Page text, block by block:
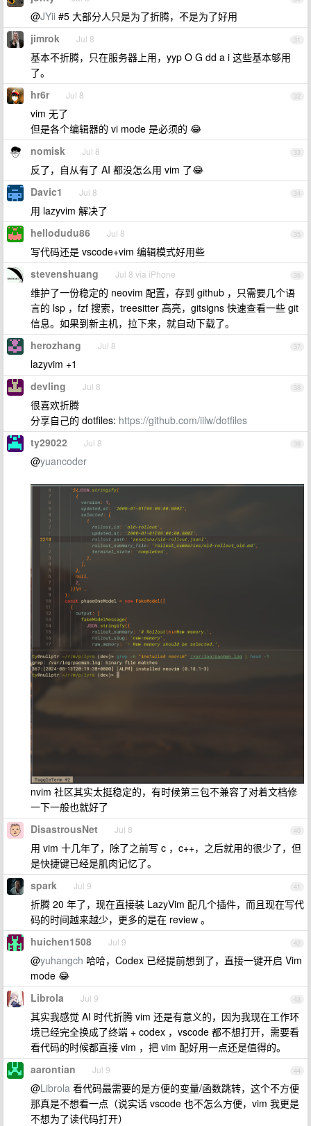
@JYii #5 大部分人只是为了折腾，不是为了好用
31
jimrok Jul 8
基本不折腾，只在服务器上用，yyp O G dd a i 这些基本够用
了。
32
hr6r Jul 8
vim 无了
但是各个编辑器的 vi mode 是必须的 😂
33
nomisk Jul 8
反了，自从有了 AI 都没怎么用 vim 了😂
34
Davic1 Jul 8
用 lazyvim 解决了
35
hellodudu86 Jul 8
写代码还是 vscode+vim 编辑模式好用些
36
stevenshuang Jul 8 via iPhone
维护了一份稳定的 neovim 配置，存到 github ，只需要几个语
言的 lsp ，fzf 搜索，treesitter 高亮，gitsigns 快速查看一些 git
信息。如果到新主机，拉下来，就自动下载了。
37
herozhang Jul 8
lazyvim +1
38
devling Jul 8
很喜欢折腾
分享自己的 dotfiles: https://github.com/iilw/dotfiles
39
ty29022 Jul 8
@yuancoder
nvim 社区其实太挺稳定的，有时候第三包不兼容了对着文档修
一下一般也就好了
40
DisastrousNet Jul 8
用 vim 十几年了，除了之前写 c ，c++，之后就用的很少了，但
是快捷键已经是肌肉记忆了。
41
spark Jul 9
折腾 20 年了，现在直接装 LazyVim 配几个插件，而且现在写代
码的时间越来越少，更多的是在 review 。
42
huichen1508 Jul 9
@yuhangch 哈哈，Codex 已经提前想到了，直接一键开启 Vim
mode 😂
43
Librola Jul 9
其实我感觉 AI 时代折腾 vim 还是有意义的，因为我现在工作环
境已经完全换成了终端 + codex ，vscode 都不想打开，需要看
看代码的时候都直接 vim ，把 vim 配好用一点还是值得的。
44
aarontian Jul 9
@Librola 看代码最需要的是方便的变量/函数跳转，这个不方便
那真是不想看一点（说实话 vscode 也不怎么方便，vim 我更是
不想为了读代码打开）